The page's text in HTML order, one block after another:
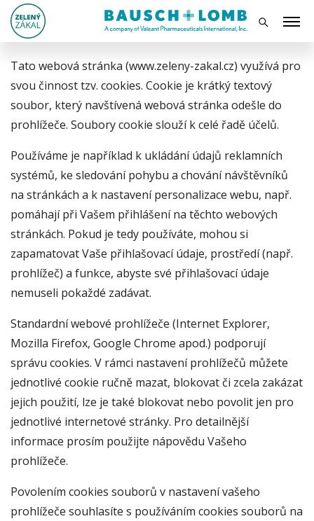
Tato webová stránka (www.zeleny-zakal.cz) využívá pro
svou činnost tzv. cookies. Cookie je krátký textový
soubor, který navštívená webová stránka odešle do
prohlížeče. Soubory cookie slouží k celé řadě účelů.
Používáme je například k ukládání údajů reklamních
systémů, ke sledování pohybu a chování návštěvníků
na stránkách a k nastavení personalizace webu, např.
pomáhají při Vašem přihlášení na těchto webových
stránkách. Pokud je tedy používáte, mohou si
zapamatovat Vaše přihlašovací údaje, prostředí (např.
prohlížeč) a funkce, abyste své přihlašovací údaje
nemuseli pokaždé zadávat.
Standardní webové prohlížeče (Internet Explorer,
Mozilla Firefox, Google Chrome apod.) podporují
správu cookies. V rámci nastavení prohlížečů můžete
jednotlivé cookie ručně mazat, blokovat či zcela zakázat
jejich použití, lze je také blokovat nebo povolit jen pro
jednotlivé internetové stránky. Pro detailnější
informace prosím použijte nápovědu Vašeho
prohlížeče.
Povolením cookies souborů v nastavení vašeho
prohlížeče souhlasíte s používáním cookies souborů na